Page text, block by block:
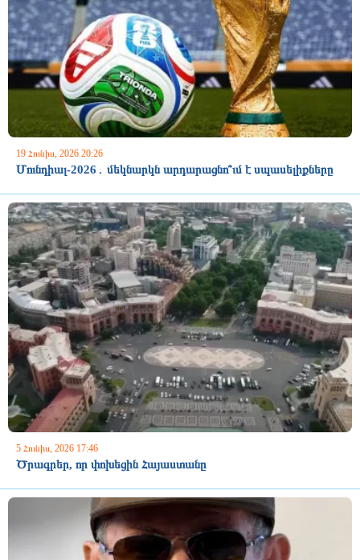
19 Հունիս, 2026 20:26
Մունդիալ-2026․ մեկնարկն արդարացնո՞ւմ է սպասելիքները
5 Հունիս, 2026 17:46
Ծրագրեր, որ փոխեցին Հայաստանը